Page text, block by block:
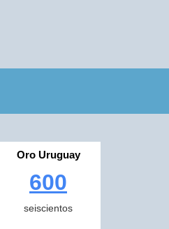
Oro Uruguay
600
seiscientos